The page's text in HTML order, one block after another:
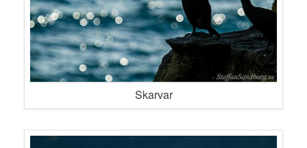
Skarvar